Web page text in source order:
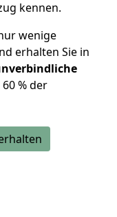
kennen.
wenige
erhalten Sie in
% der